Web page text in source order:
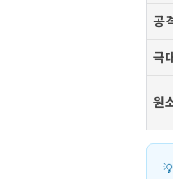
공
극
원